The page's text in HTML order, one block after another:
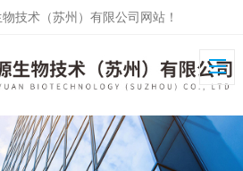
技术（苏州）有限公司网站！